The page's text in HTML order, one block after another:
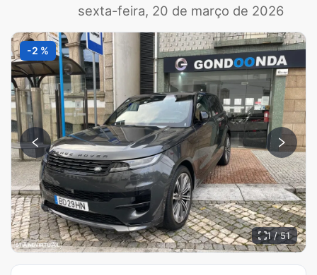
sexta-feira, 20 de março de 2026
-2 %
1 / 51